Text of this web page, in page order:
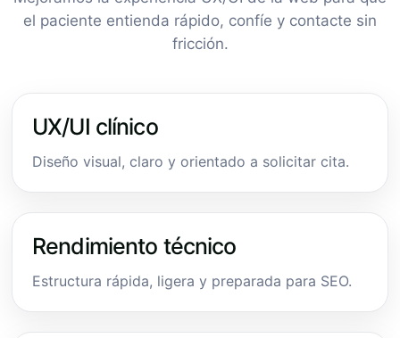
el paciente entienda rápido, confíe y contacte sin
fricción.
UX/UI clínico
Diseño visual, claro y orientado a solicitar cita.
Rendimiento técnico
Estructura rápida, ligera y preparada para SEO.